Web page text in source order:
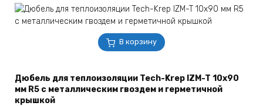
В корзину
Дюбель для теплоизоляции Tech-Krep IZM-T 10х90
мм R5 с металлическим гвоздем и герметичной
крышкой